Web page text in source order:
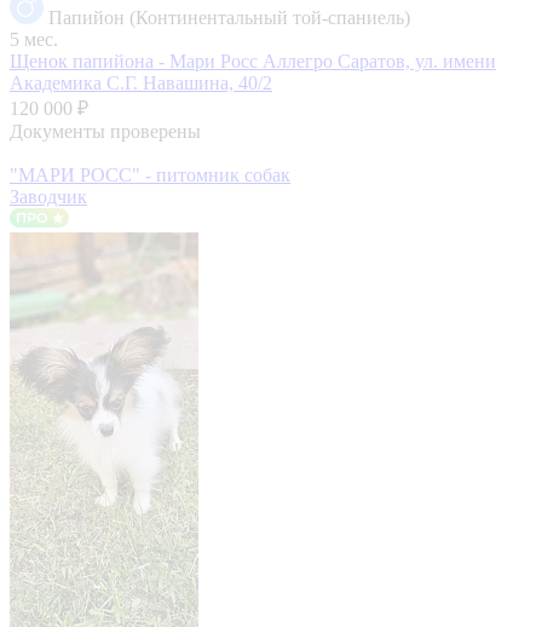
Папийон (Континентальный той-спаниель)
5 мес.
Щенок папийона - Мари Росс Аллегро Саратов, ул. имени
Академика С.Г. Навашина, 40/2
120 000 ₽
Документы проверены
"МАРИ РОСС" - питомник собак
Заводчик